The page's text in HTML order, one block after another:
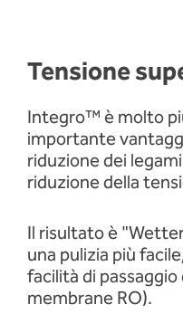
Tensione
Integro™ è molto
importante
riduzione dei
riduzione della
Il risultato è
una pulizia più
facilità di
membrane RO).